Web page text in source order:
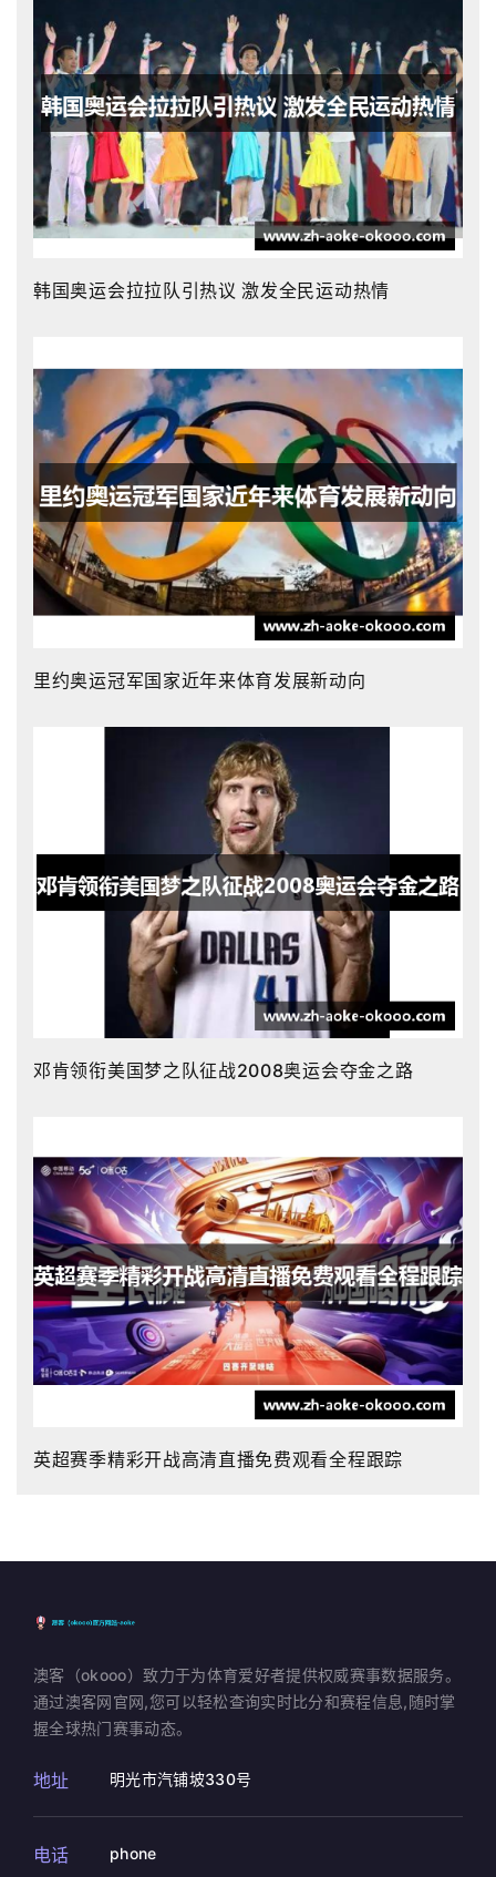
韩国奥运会拉拉队引热议 激发全民运动热情
里约奥运冠军国家近年来体育发展新动向
邓肯领衔美国梦之队征战2008奥运会夺金之路
英超赛季精彩开战高清直播免费观看全程跟踪
澳客（okooo）致力于为体育爱好者提供权威赛事数据服务。
通过澳客网官网,您可以轻松查询实时比分和赛程信息,随时掌
握全球热门赛事动态。
地址 明光市汽铺坡330号
电话 phone